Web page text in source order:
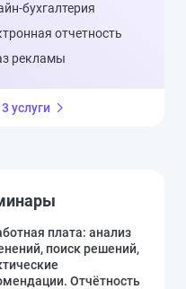
бухгалтерия
отчетность
рекламы
услуги
плата: анализ
поиск решений,
Отчётность